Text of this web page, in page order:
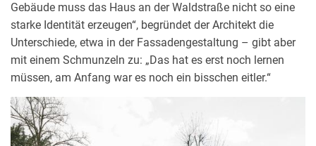
Gebäude muss das Haus an der Waldstraße nicht so eine
starke Identität erzeugen“, begründet der Architekt die
Unterschiede, etwa in der Fassadengestaltung – gibt aber
mit einem Schmunzeln zu: „Das hat es erst noch lernen
müssen, am Anfang war es noch ein bisschen eitler.“